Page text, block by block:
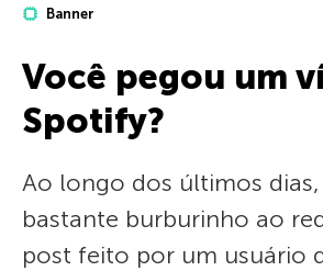
Banner
Você pegou um
Spotify?
Ao longo dos últimos
bastante burburinho ao
post feito por um usuário